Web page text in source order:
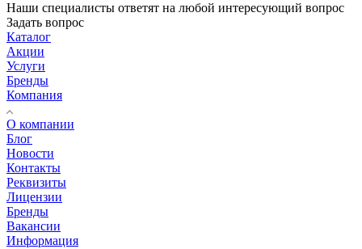
Наши специалисты ответят на любой интересующий вопрос
Задать вопрос
Каталог
Акции
Услуги
Бренды
Компания
О компании
Блог
Новости
Контакты
Реквизиты
Лицензии
Бренды
Вакансии
Информация